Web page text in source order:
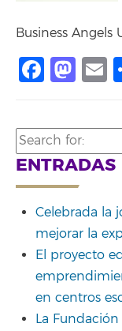
Business Angels
Search
for:
ENTRADAS
Celebrada la
mejorar la
El proyecto
en centros
La